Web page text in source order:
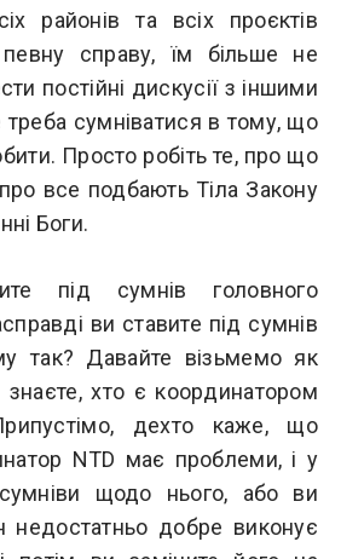
районів та всіх проєктів
справу, їм більше не
постійні дискусії з іншими
сумніватися в тому, що
Просто робіть те, про що
все подбають Тіла Закону
Боги.
під сумнів головного
ви ставите під сумнів
так? Давайте візьмемо як
хто є координатором
дехто каже, що
NTD має проблеми, і у
щодо нього, або ви
недостатньо добре виконує